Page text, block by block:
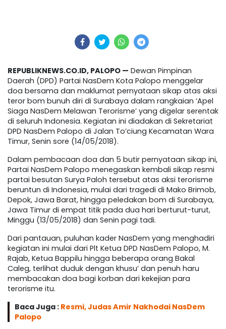
REPUBLIKNEWS.CO.ID, PALOPO — Dewan Pimpinan
Daerah (DPD) Partai NasDem Kota Palopo menggelar
doa bersama dan maklumat pernyataan sikap atas aksi
teror bom bunuh diri di Surabaya dalam rangkaian ‘Apel
Siaga NasDem Melawan Terorisme’ yang digelar serentak
di seluruh Indonesia. Kegiatan ini diadakan di Sekretariat
DPD NasDem Palopo di Jalan To’ciung Kecamatan Wara
Timur, Senin sore (14/05/2018).
Dalam pembacaan doa dan 5 butir pernyataan sikap ini,
Partai NasDem Palopo menegaskan kembali sikap resmi
partai besutan Surya Paloh tersebut atas aksi terorisme
beruntun di Indonesia, mulai dari tragedi di Mako Brimob,
Depok, Jawa Barat, hingga peledakan bom di Surabaya,
Jawa Timur di empat titik pada dua hari berturut-turut,
Minggu (13/05/2018) dan Senin pagi tadi.
Dari pantauan, puluhan kader NasDem yang menghadiri
kegiatan ini mulai dari Plt Ketua DPD NasDem Palopo, M.
Rajab, Ketua Bappilu hingga beberapa orang Bakal
Caleg, terlihat duduk dengan khusu’ dan penuh haru
membacakan doa bagi korban dari kekejian para
terorisme itu.
Baca Juga : Resmi, Judas Amir Nakhodai NasDem
Palopo